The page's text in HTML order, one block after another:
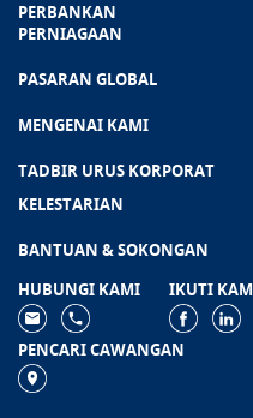
PERBANKAN
PERNIAGAAN
PASARAN GLOBAL
MENGENAI KAMI
TADBIR URUS KORPORAT
KELESTARIAN
BANTUAN & SOKONGAN
HUBUNGI KAMI
IKUTI
PENCARI CAWANGAN